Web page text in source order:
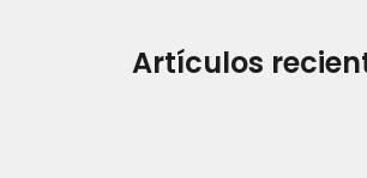
Artículos